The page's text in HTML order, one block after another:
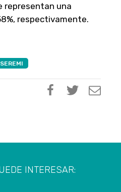
representan una
respectivamente.
SEREMI
INTERESAR: